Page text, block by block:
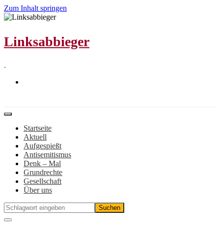
Zum Inhalt springen
Linksabbieger
.
Startseite
Aktuell
Aufgespießt
Antisemitismus
Denk – Mal
Grundrechte
Gesellschaft
Über uns